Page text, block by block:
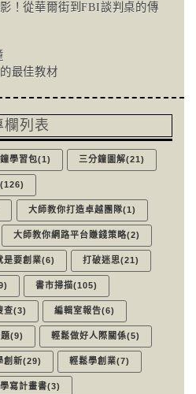
！從華爾街到FBI談判桌的傳
最佳教材
欄列表
學習包(1) 三分鐘圖解(21)
大師教你打造卓越團隊(1)
大師教你網路平台賺錢策略(2)
是要創業(6) 打破迷思(21)
書市掃描(105)
查(3) 編輯室報告(6)
(9) 輕鬆做好人際關係(5)
創新(29) 輕鬆學創業(7)
寫計畫書(3)